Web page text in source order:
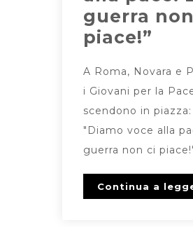
guerra
piace!”
A Roma, Novara e
i Giovani per la
scendono in piazza:
"Diamo voce alla
guerra non ci
Continua a